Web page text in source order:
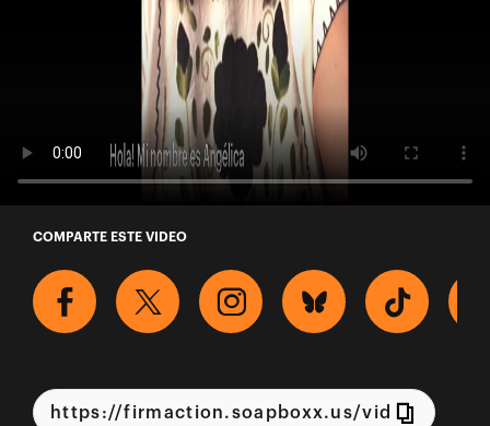
Una historia de Angelica Salas
COMPARTE ESTE VIDEO